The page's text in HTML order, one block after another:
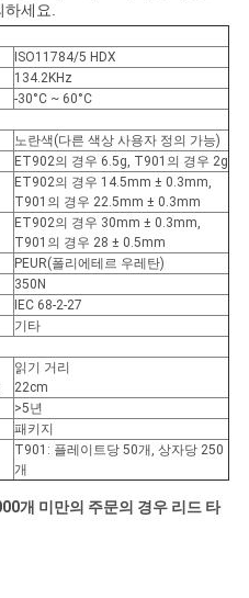
하세요.
ISO11784/5 HDX
134.2KHz
-30°C ~ 60°C
노란색(다른 색상 사용자 정의 가능)
ET902의 경우 6.5g, T901의 경우 2g
ET902의 경우 14.5mm ± 0.3mm,
T901의 경우 22.5mm ± 0.3mm
ET902의 경우 30mm ± 0.3mm,
T901의 경우 28 ± 0.5mm
PEUR(폴리에테르 우레탄)
350N
IEC 68-2-27
기타
읽기 거리
22cm
>5년
패키지
T901: 플레이트당 50개, 상자당 250
개
개 미만의 주문의 경우 리드 타